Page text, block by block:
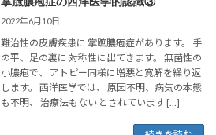
2022年6月10日
難治性の皮膚疾患に 掌蹠膿疱症があります。 手
の平、足の裏に 対称性に出てきます。 無菌性の
小膿疱で、 アトピー同様に増悪と寛解を繰り返
します。 西洋医学では、 原因不明、病気の本態
も不明、 治療法もない とされています […]